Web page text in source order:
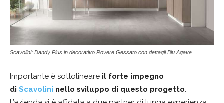
Scavolini: Dandy Plus in decorativo Rovere Gessato con dettagli Blu Agave
Importante è sottolineare il forte impegno
di Scavolini nello sviluppo di questo progetto